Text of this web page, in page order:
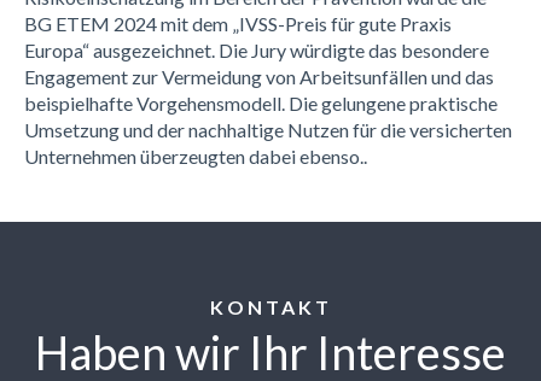
BG ETEM 2024 mit dem „IVSS-Preis für gute Praxis
Europa“ ausgezeichnet. Die Jury würdigte das besondere
Engagement zur Vermeidung von Arbeitsunfällen und das
beispielhafte Vorgehensmodell. Die gelungene praktische
Umsetzung und der nachhaltige Nutzen für die versicherten
Unternehmen überzeugten dabei ebenso..
KONTAKT
Haben wir Ihr Interesse